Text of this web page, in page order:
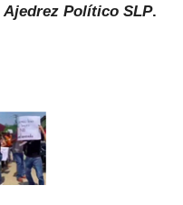
Ajedrez Político SLP.